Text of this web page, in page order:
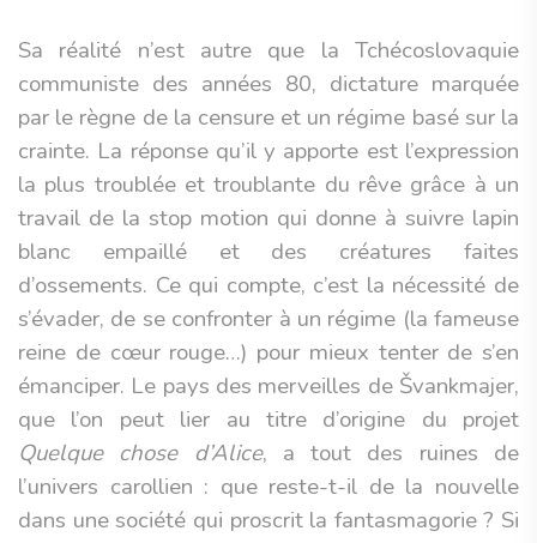
Sa réalité n’est autre que la Tchécoslovaquie
communiste des années 80, dictature marquée
par le règne de la censure et un régime basé sur la
crainte. La réponse qu’il y apporte est l’expression
la plus troublée et troublante du rêve grâce à un
travail de la stop motion qui donne à suivre lapin
blanc empaillé et des créatures faites
d’ossements. Ce qui compte, c’est la nécessité de
s’évader, de se confronter à un régime (la fameuse
reine de cœur rouge…) pour mieux tenter de s’en
émanciper. Le pays des merveilles de Švankmajer,
que l’on peut lier au titre d’origine du projet
Quelque chose d’Alice, a tout des ruines de
l’univers carollien : que reste-t-il de la nouvelle
dans une société qui proscrit la fantasmagorie ? Si